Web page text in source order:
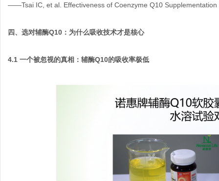
——Tsai IC, et al. Effectiveness of Coenzyme Q10
四、选对辅酶Q10：为什么吸收技术才是核心
4.1 一个被忽视的真相：辅酶Q10的吸收率极低